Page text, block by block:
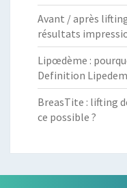
Avant / après
résultats
Lipœdème :
Definition
BreasTite : lifting
ce possible ?